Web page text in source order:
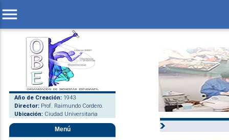
menu
Año de Creación: 1943
Director: Prof. Raimundo Cordero.
Ubicación: Ciudad Universitaria
Menú